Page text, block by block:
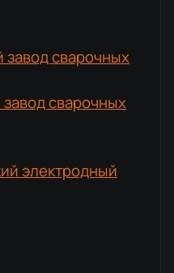
сварочных
сварочных
электродный